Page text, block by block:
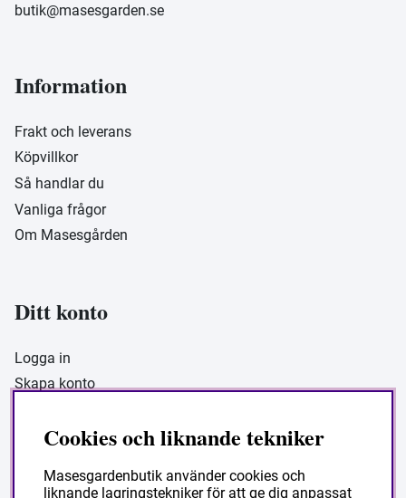
butik@masesgarden.se
Information
Frakt och leverans
Köpvillkor
Så handlar du
Vanliga frågor
Om Masesgården
Ditt konto
Logga in
Skapa konto
Cookies och liknande tekniker
Masesgardenbutik använder cookies och
liknande lagringstekniker för att ge dig anpassat